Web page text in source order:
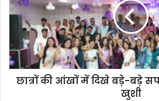
छात्रों की आंखों में दिखे बड़े-बड़े
खुशी